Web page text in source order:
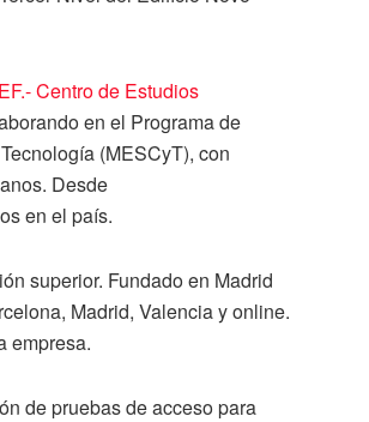
Centro de Estudios
en el Programa de
(MESCyT), con
Desde
en el país.
superior. Fundado en Madrid
Madrid, Valencia y online.
empresa.
de pruebas de acceso para